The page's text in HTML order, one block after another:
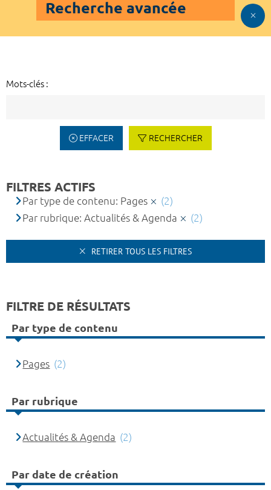
Recherche avancée
Mots-clés :
EFFACER RECHERCHER
FILTRES ACTIFS
Par type de contenu: Pages
(2)
Par rubrique: Actualités & Agenda
(2)
RETIRER TOUS LES FILTRES
FILTRE DE RÉSULTATS
Par type de contenu
Pages (2)
Par rubrique
Actualités & Agenda (2)
Par date de création